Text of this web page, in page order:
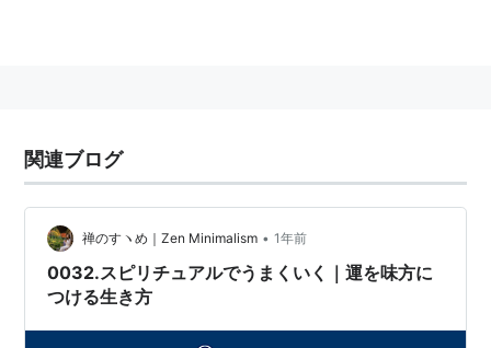
関連ブログ
禅のすヽめ｜Zen Minimalism • 1年前
0032.スピリチュアルでうまくいく｜運を味方に
つける生き方